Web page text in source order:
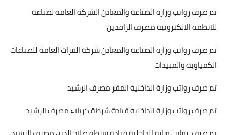
تم صرف رواتب وزارة الصناعة والمعادن الشركة العامة لصناعة
للانظمة الالكترونية مصرف الرافدين
تم صرف رواتب وزارة الصناعة والمعادن شركة الفرات العامة للصناعات
الكمياوية والمبيدات
تم صرف رواتب وزارة الداخلية المقر مصرف الرشيد
تم صرف رواتب وزارة الداخلية قيادة شرطة كربلاء مصرف الرشيد